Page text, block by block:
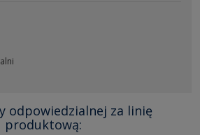
odpowiedzialnej za linię
produktową: